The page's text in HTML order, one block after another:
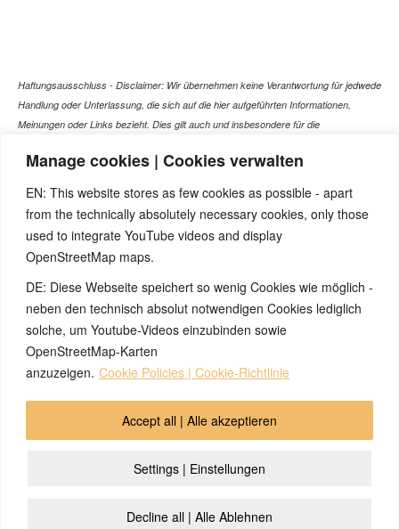
Manage cookies | Cookies verwalten
EN: This website stores as few cookies as possible - apart
from the technically absolutely necessary cookies, only those
used to integrate YouTube videos and display
OpenStreetMap maps.
DE: Diese Webseite speichert so wenig Cookies wie möglich -
neben den technisch absolut notwendigen Cookies lediglich
solche, um Youtube-Videos einzubinden sowie
OpenStreetMap-Karten
anzuzeigen. Cookie Policies | Cookie-Richtlinie
Settings | Einstellungen
Decline all | Alle Ablehnen
Accept all | Alle akzeptieren
Haftungsausschluss - Disclaimer: Wir übernehmen keine Verantwortung für jedwede
Handlung oder Unterlassung, die sich auf die hier aufgeführten Informationen,
Meinungen oder Links bezieht. Dies gilt auch und insbesondere für die
Gespräch mit dem Arzt Ihres Vertrauens darstellen können. Bei den Texten auf
Versuch einer Diagnose oder Behandlung! Wir übernehmen keinerlei Gewähr für die
Korrektheit, Aktualität, Vollständigkeit oder Qualität der Informationen auf dieser
Website. Zusätzlich müssen wir jede Haftung oder Garantie ausschließen. Dies gilt
auch für alle Verweise (Links), die direkt oder indirekt angeboten werden. Wir
können für die Inhalte solcher externen Sites, die Sie mittels eines Links oder
sonstiger Hinweise erreichen, keine Verantwortung übernehmen. Ferner haften wir
nicht für direkte oder indirekte Schäden, die auf Informationen zurückgeführt werden
können, die auf diesen externen Websites stehen
© 2026 by Ingmar Marquardt
Impressum Privacy Policy
Cookie Policy (EU)